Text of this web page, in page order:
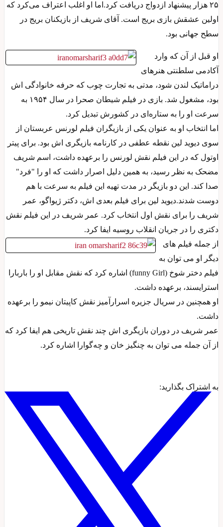
۲۵ هزار پیشنهاد ازدواج دریافت کرد.اما او اغلب اعتراف می‌کرد که
اولین عشقش بازی بریج است. آقای شریف از بازیکنان بریج در
سطح جهانی بود.
او قبل از آن که وارد
آکادمی سلطنتی هنرهای
دراماتیک لندن شود، مدتی به تجارت چوب که حرفه خانوادگی اش
بود، مشغول شد. بازی در فیلم شیطان صحرا در سال ۱۹۵۴ به
سرعت او را به ستاره‌ای در کشورش تبدیل کرد.
اما انتخاب او به عنوان یکی از بازیگران فیلم لورنس عربستان از
سوی دیوید لین نقطه عطفی در کارنامه بازیگری اش بود. برای پیتر
اوتول که در این فیلم نقش لورنس را برعهده داشت، اسم شریف
مضحک به نظر رسید، به همین دلیل اصرار داشت که او را "فرد"
صدا کند. این دو بازیگر در مدت تهیه این فیلم به سرعت با هم
دوست شدند.دیوید لین برای فیلم بعدی اش، دکتر ژیواگو، عمر
شریف را برای نقش اول انتخاب کرد. عمر شریف در این فیلم نقش
دکتری را در جریان انقلاب روسیه ایفا کرد.
از جمله فیلم های
دیگر او می توان به
فیلم دختر شوخ (funny Girl) اشاره کرد که نقش مقابل او را باربارا
استرایسند، برعهده داشت.
او همچنین در سریال جزیره اسرارآمیز نقش کاپیتان نیمو را برعهده
داشت.
عمر شریف در دوران بازیگری اش چند نقش تاریخی هم ایفا کرد که
از آن جمله می توان به چنگیز خان و چه‌گوارا اشاره کرد.
به اشتراک بگذارید: